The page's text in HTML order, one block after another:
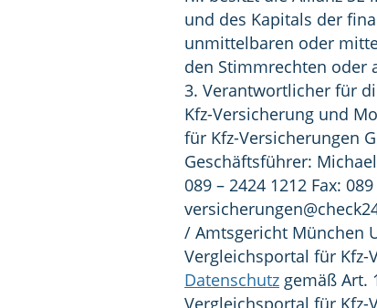
und des Kapitals der
unmittelbaren oder
den Stimmrechten oder
3. Verantwortlicher für
Kfz-Versicherung und
für Kfz-Versicherungen
Geschäftsführer:
089 – 2424 1212 Fax:
/ Amtsgericht München
Vergleichsportal für Kfz-
Datenschutz gemäß Art.
Vergleichsportal für Kfz-